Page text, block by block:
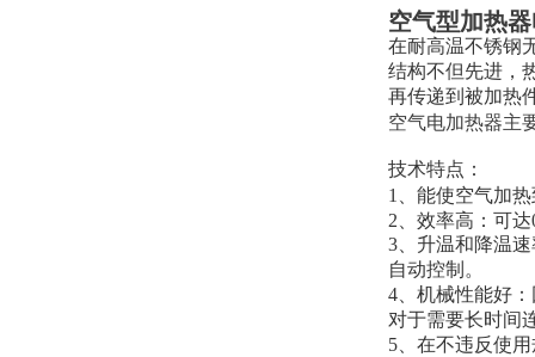
空气型加热
在耐高温不锈钢
结构不但先进，
再传递到被加热
空气电加热器主
技术特点：
1、能使空气加
2、效率高：可
3、升温和降温
自动控制。
4、机械性能好
对于需要长时间
5、在不违反使